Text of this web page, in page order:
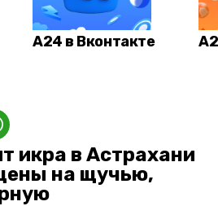
А24 в Вконтакте
икра в Астрахани
на щучью,